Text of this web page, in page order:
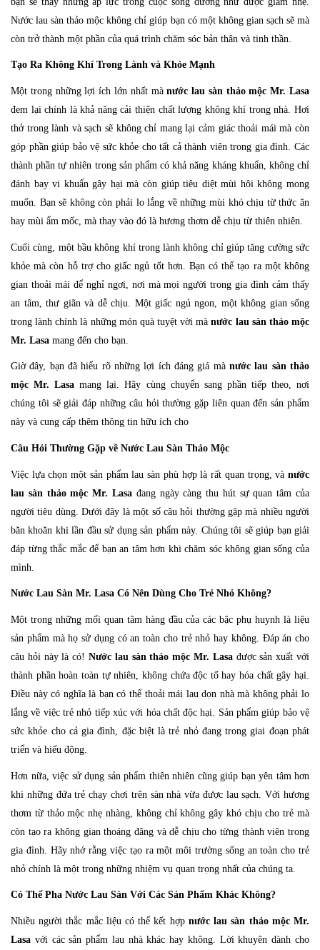
Nước lau sàn thảo mộc không chỉ giúp bạn có một không gian sạch sẽ mà
còn trở thành một phần của quá trình chăm sóc bản thân và tinh thần.
Tạo Ra Không Khí Trong Lành và Khỏe Mạnh
Một trong những lợi ích lớn nhất mànước lau sàn thảo mộc Mr. Lasa
đem lại chính là khả năng cải thiện chất lượng không khí trong nhà. Hơi
thở trong lành và sạch sẽ không chỉ mang lại cảm giác thoải mái mà còn
góp phần giúp bảo vệ sức khỏe cho tất cả thành viên trong gia đình. Các
thành phần tự nhiên trong sản phẩm có khả năng kháng khuẩn, không chỉ
đánh bay vi khuẩn gây hại mà còn giúp tiêu diệt mùi hôi không mong
muốn. Bạn sẽ không còn phải lo lắng về những mùi khó chịu từ thức ăn
hay mùi ẩm mốc, mà thay vào đó là hương thơm dễ chịu từ thiên nhiên.
Cuối cùng, một bầu không khí trong lành không chỉ giúp tăng cường sức
khỏe mà còn hỗ trợ cho giấc ngủ tốt hơn. Bạn có thể tạo ra một không
gian thoải mái để nghỉ ngơi, nơi mà mọi người trong gia đình cảm thấy
an tâm, thư giãn và dễ chịu. Một giấc ngủ ngon, một không gian sống
trong lành chính là những món quà tuyệt vời mànước lau sàn thảo mộc
Mr. Lasa mang đến cho bạn.
Giờ đây, bạn đã hiểu rõ những lợi ích đáng giá mà nước lau sàn thảo
mộc Mr. Lasa mang lại. Hãy cùng chuyển sang phần tiếp theo, nơi
chúng tôi sẽ giải đáp những câu hỏi thường gặp liên quan đến sản phẩm
này và cung cấp thêm thông tin hữu ích cho
Câu Hỏi Thường Gặp về Nước Lau Sàn Thảo Mộc
Việc lựa chọn một sản phẩm lau sàn phù hợp là rất quan trọng, và nước
lau sàn thảo mộc Mr. Lasađang ngày càng thu hút sự quan tâm của
người tiêu dùng. Dưới đây là một số câu hỏi thường gặp mà nhiều người
băn khoăn khi lần đầu sử dụng sản phẩm này. Chúng tôi sẽ giúp bạn giải
đáp từng thắc mắc để bạn an tâm hơn khi chăm sóc không gian sống của
mình.
Nước Lau Sàn Mr. Lasa Có Nên Dùng Cho Trẻ Nhỏ Không?
Một trong những mối quan tâm hàng đầu của các bậc phụ huynh là liệu
sản phẩm mà họ sử dụng có an toàn cho trẻ nhỏ hay không. Đáp án cho
câu hỏi này là có! Nước lau sàn thảo mộc Mr. Lasađược sản xuất với
thành phần hoàn toàn tự nhiên, không chứa độc tố hay hóa chất gây hại.
Điều này có nghĩa là bạn có thể thoải mái lau dọn nhà mà không phải lo
lắng về việc trẻ nhỏ tiếp xúc với hóa chất độc hại. Sản phẩm giúp bảo vệ
sức khỏe cho cả gia đình, đặc biệt là trẻ nhỏ đang trong giai đoạn phát
triển và hiếu động.
Hơn nữa, việc sử dụng sản phẩm thiên nhiên cũng giúp bạn yên tâm hơn
khi những đứa trẻ chạy chơi trên sàn nhà vừa được lau sạch. Với hương
thơm từ thảo mộc nhẹ nhàng, không chỉ không gây khó chịu cho trẻ mà
còn tạo ra không gian thoáng đãng và dễ chịu cho từng thành viên trong
gia đình. Hãy nhớ rằng việc tạo ra một môi trường sống an toàn cho trẻ
nhỏ chính là một trong những nhiệm vụ quan trọng nhất của chúng ta.
Có Thể Pha Nước Lau Sàn Với Các Sản Phẩm Khác Không?
Nhiều người thắc mắc liệu có thể kết hợp nước lau sàn thảo mộc Mr.
Lasa với các sản phẩm lau nhà khác hay không. Lời khuyên dành cho